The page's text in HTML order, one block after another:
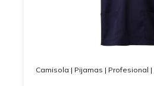
Camisola | Pijamas | Profesional |